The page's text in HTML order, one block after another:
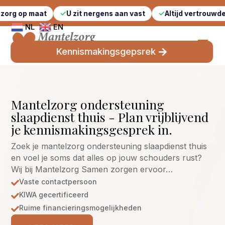
U zit nergens aan vast Altijd vertrouwde
NL EN
Kennismakingsgepsrek
Mantelzorg ondersteuning
slaapdienst thuis - Plan vrijblijvend
je kennismakingsgesprek in.
Zoek je mantelzorg ondersteuning slaapdienst thuis
en voel je soms dat alles op jouw schouders rust?
Wij bij Mantelzorg Samen zorgen ervoor…
Vaste contactpersoon
KIWA gecertificeerd
Ruime financieringsmogelijkheden